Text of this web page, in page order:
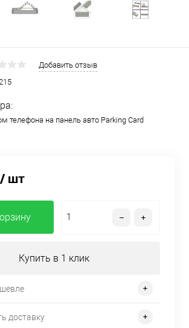
Добавить отзыв
телефона на панель авто Parking Card
/ шт
Купить в 1 клик
доставку